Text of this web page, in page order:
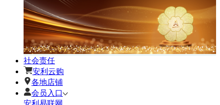
社会责任
安利云购
各地店铺
会员入口